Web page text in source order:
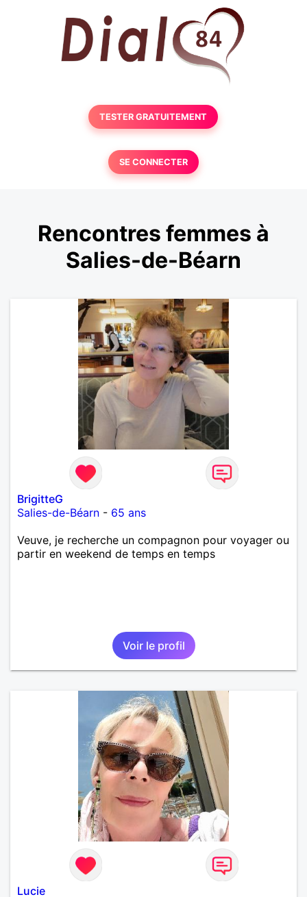
TESTER GRATUITEMENT
SE CONNECTER
Rencontres femmes à
Salies-de-Béarn
BrigitteG
Salies-de-Béarn - 65 ans
Veuve, je recherche un compagnon pour voyager ou
partir en weekend de temps en temps
Voir le profil
Lucie